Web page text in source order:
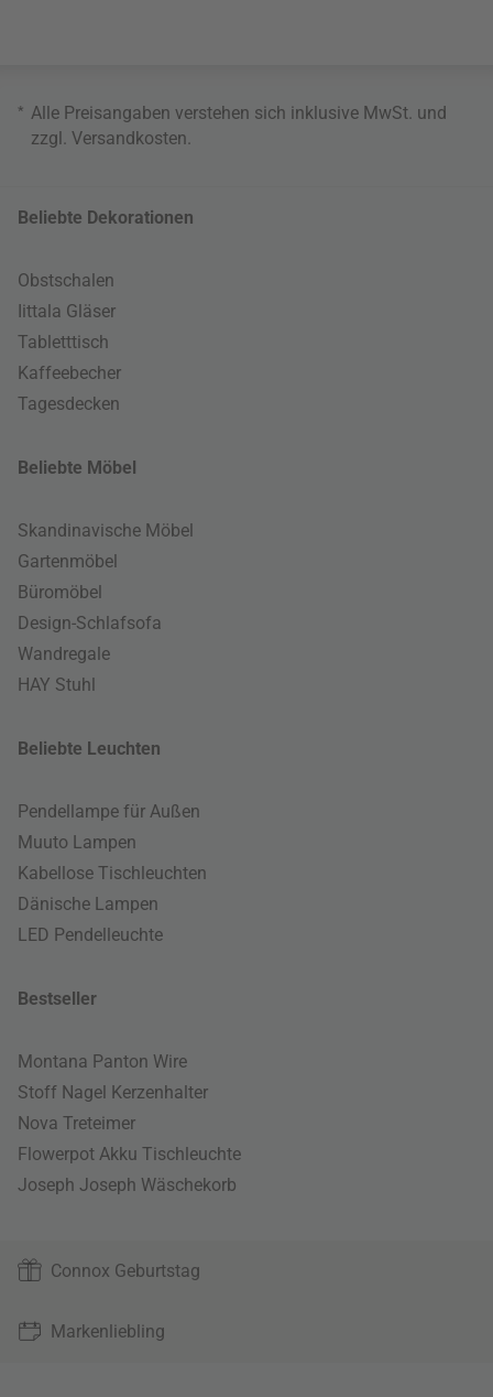
* Alle Preisangaben verstehen sich inklusive MwSt. und
zzgl. Versandkosten
Beliebte Dekorationen
Obstschalen
Iittala Gläser
Tabletttisch
Kaffeebecher
Tagesdecken
Beliebte Möbel
Skandinavische Möbel
Gartenmöbel
Büromöbel
Design-Schlafsofa
Wandregale
HAY Stuhl
Beliebte Leuchten
Pendellampe für Außen
Muuto Lampen
Kabellose Tischleuchten
Dänische Lampen
LED Pendelleuchte
Bestseller
Montana Panton Wire
Stoff Nagel Kerzenhalter
Nova Treteimer
Flowerpot Akku Tischleuchte
Joseph Joseph Wäschekorb
Connox Geburtstag
Markenliebling